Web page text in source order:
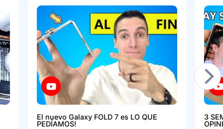
El nuevo Galaxy FOLD 7 es LO QUE
PEDÍAMOS!
3